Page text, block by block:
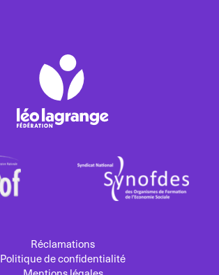
Réclamations
Politique de confidentialité